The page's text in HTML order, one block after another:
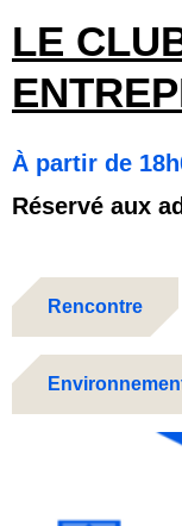
LE
À partir de
Réservé aux
Rencontre